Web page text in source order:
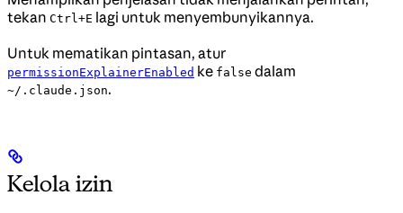
tekan Ctrl+E lagi untuk menyembunyikannya.
Untuk mematikan pintasan, atur
permissionExplainerEnabled ke false dalam
~/.claude.json.
Kelola izin